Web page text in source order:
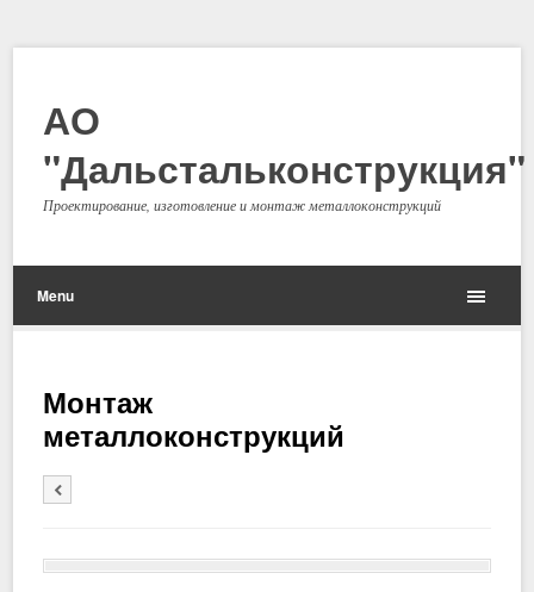
АО
"Дальстальконструкция"
Проектирование, изготовление и монтаж металлоконструкций
Menu
Монтаж
металлоконструкций